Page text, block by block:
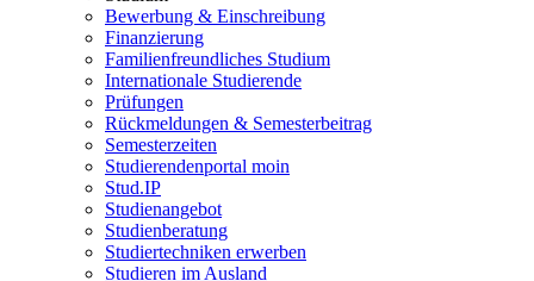
Bewerbung & Einschreibung
Finanzierung
Familienfreundliches Studium
Internationale Studierende
Prüfungen
Rückmeldungen & Semesterbeitrag
Semesterzeiten
Studierendenportal moin
Stud.IP
Studienangebot
Studienberatung
Studiertechniken erwerben
Studieren im Ausland